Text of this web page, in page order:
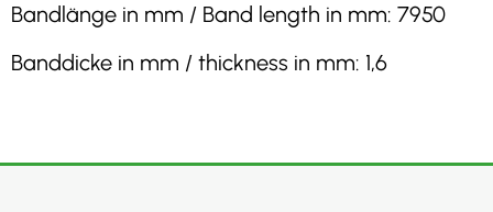
Bandlänge in mm / Band length in mm: 7950
Banddicke in mm / thickness in mm: 1,6